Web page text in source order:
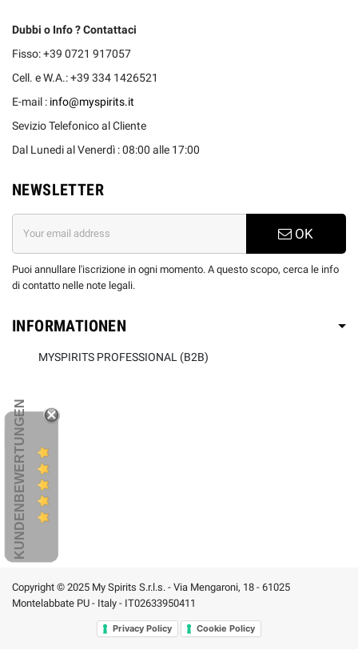
Dubbi o Info ? Contattaci
Fisso: +39 0721 917057
Cell. e W.A.: +39 334 1426521
E-mail : info@myspirits.it
Sevizio Telefonico al Cliente
Dal Lunedi al Venerdì : 08:00 alle 17:00
NEWSLETTER
OK
Puoi annullare l'iscrizione in ogni momento. A questo scopo, cerca le info
di contatto nelle note legali.
INFORMATIONEN
MYSPIRITS PROFESSIONAL (B2B)
KUNDENBEWERTUNGEN
Copyright © 2025 My Spirits S.r.l.s. - Via Mengaroni, 18 - 61025
Montelabbate PU - Italy - IT02633950411
Privacy Policy Cookie Policy